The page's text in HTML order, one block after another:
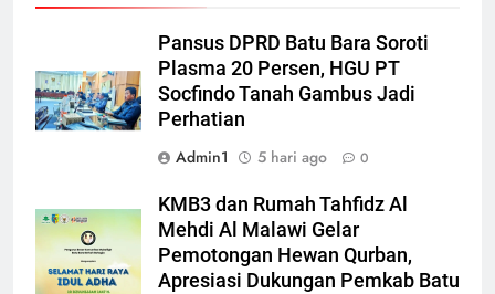
Pansus DPRD Batu Bara Soroti
Plasma 20 Persen, HGU PT
Socfindo Tanah Gambus Jadi
Perhatian
Admin1
5 hari ago 0
KMB3 dan Rumah Tahfidz Al
Mehdi Al Malawi Gelar
Pemotongan Hewan Qurban,
Apresiasi Dukungan Pemkab Batu